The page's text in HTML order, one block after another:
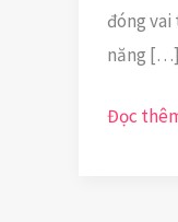
đóng
năng […]
Đọc